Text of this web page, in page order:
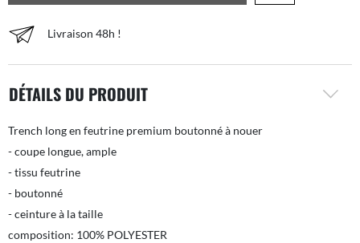
Livraison 48h !
DÉTAILS DU PRODUIT
Trench long en feutrine premium boutonné à nouer
- coupe longue, ample
- tissu feutrine
- boutonné
- ceinture à la taille
composition: 100% POLYESTER